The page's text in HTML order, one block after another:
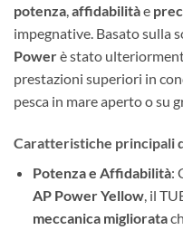
potenza,affidabilitàe
impegnative. Basato sulla
Powerè stato
prestazioni superiori in
pesca in mare aperto o su
Caratteristiche principali
Potenza e Affidabilità:
AP Power Yellow, il
meccanica migliorata